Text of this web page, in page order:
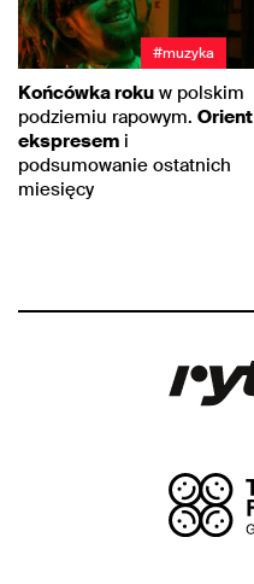
#muzyka
Końcówka roku w polskim
podziemiu rapowym. Orient
ekspresem i
podsumowanie ostatnich
miesięcy